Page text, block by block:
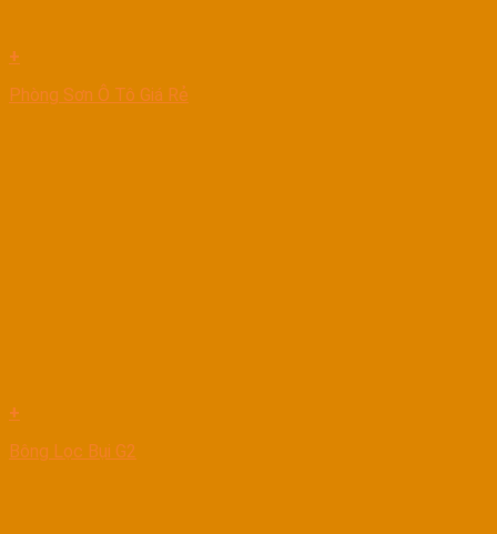
+
Phòng Sơn Ô Tô Giá Rẻ
+
Bông Lọc Bụi G2